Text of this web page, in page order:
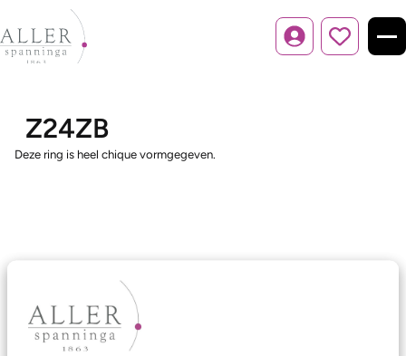
Inloggen
Z24ZB
Deze ring is heel chique vormgegeven.
Trouwringen